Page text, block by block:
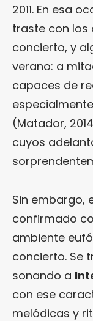
2011. En esa
traste con los
concierto, y
verano: a
capaces de
(Matador,
cuyos
Sin embargo,
confirmado
ambiente
concierto. Se
sonando a
con ese
melódicas y